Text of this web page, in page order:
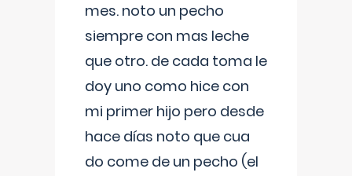
mes. noto un pecho
siempre con mas leche
que otro. de cada toma le
doy uno como hice con
mi primer hijo pero desde
hace días noto que cua
do come de un pecho (el